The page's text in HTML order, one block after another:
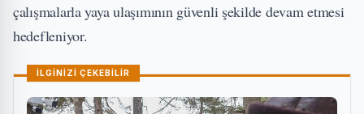
çalışmalarla yaya ulaşımının güvenli şekilde devam etmesi
hedefleniyor.
İLGİNİZİ ÇEKEBİLİR